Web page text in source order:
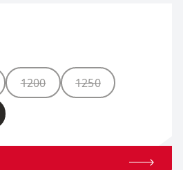
1200 1250